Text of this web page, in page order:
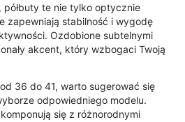
półbuty te nie tylko optycznie
zapewniają stabilność i wygodę
Ozdobione subtelnymi
akcent, który wzbogaci Twoją
36 do 41, warto sugerować się
odpowiedniego modelu.
komponują się z różnorodnymi